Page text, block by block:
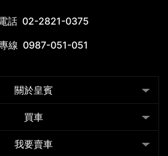
話 02-2821-0375
線 0987-051-051
關於皇賓
買車
我要賣車